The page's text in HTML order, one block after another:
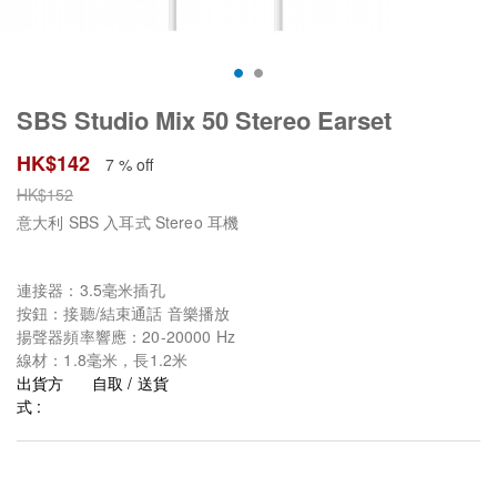
SBS Studio Mix 50 Stereo Earset
HK$142
7 % off
HK$152
意大利 SBS 入耳式 Stereo 耳機
連接器：3.5毫米插孔
按鈕：接聽/結束通話 音樂播放
揚聲器頻率響應：20-20000 Hz
線材：1.8毫米，長1.2米
出貨方
式 :
自取 / 送貨